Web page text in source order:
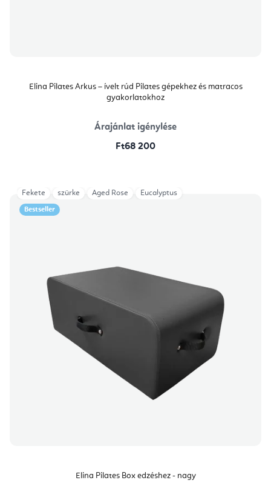
Elina Pilates Arkus – ívelt rúd Pilates gépekhez és matracos
gyakorlatokhoz
Árajánlat igénylése
Ft68 200
Bestseller
Elina Pilates Box edzéshez - nagy
Fekete szürke Aged Rose Eucalyptus